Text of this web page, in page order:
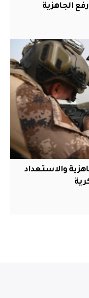
الجاهزية
والاستعداد